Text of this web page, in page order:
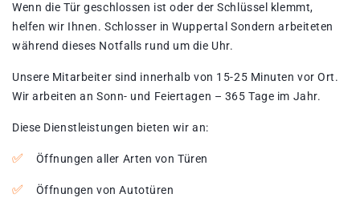
Wenn die Tür geschlossen ist oder der Schlüssel klemmt,
helfen wir Ihnen. Schlosser in Wuppertal Sondern arbeiteten
während dieses Notfalls rund um die Uhr.
Unsere Mitarbeiter sind innerhalb von 15-25 Minuten vor Ort.
Wir arbeiten an Sonn- und Feiertagen – 365 Tage im Jahr.
Diese Dienstleistungen bieten wir an:
Öffnungen aller Arten von Türen
Öffnungen von Autotüren